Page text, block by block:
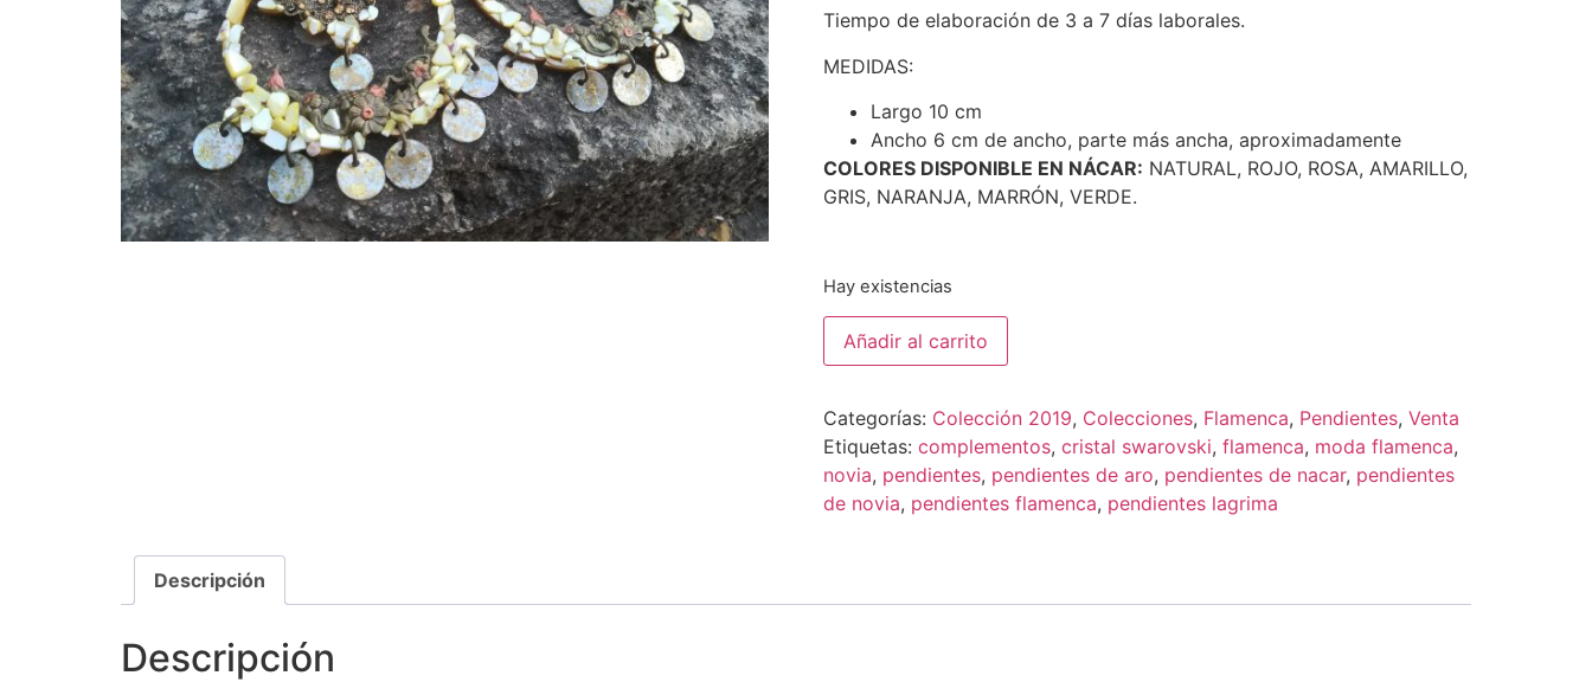
Tiempo de elaboración de 3 a 7 días laborales.
MEDIDAS:
Largo 10 cm
Ancho 6 cm de ancho, parte más ancha, aproximadamente
COLORES DISPONIBLE EN NÁCAR: NATURAL, ROJO, ROSA, AMARILLO,
GRIS, NARANJA, MARRÓN, VERDE.
Hay existencias
Añadir al carrito
Categorías: Colección 2019, Colecciones, Flamenca, Pendientes, Venta
Etiquetas: complementos, cristal swarovski, flamenca, moda flamenca,
novia, pendientes, pendientes de aro, pendientes de nacar, pendientes
de novia, pendientes flamenca, pendientes lagrima
Descripción
Descripción